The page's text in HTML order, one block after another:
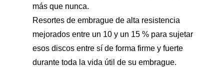
más que nunca.
Resortes de embrague de alta resistencia
mejorados entre un 10 y un 15 % para sujetar
esos discos entre sí de forma firme y fuerte
durante toda la vida útil de su embrague.